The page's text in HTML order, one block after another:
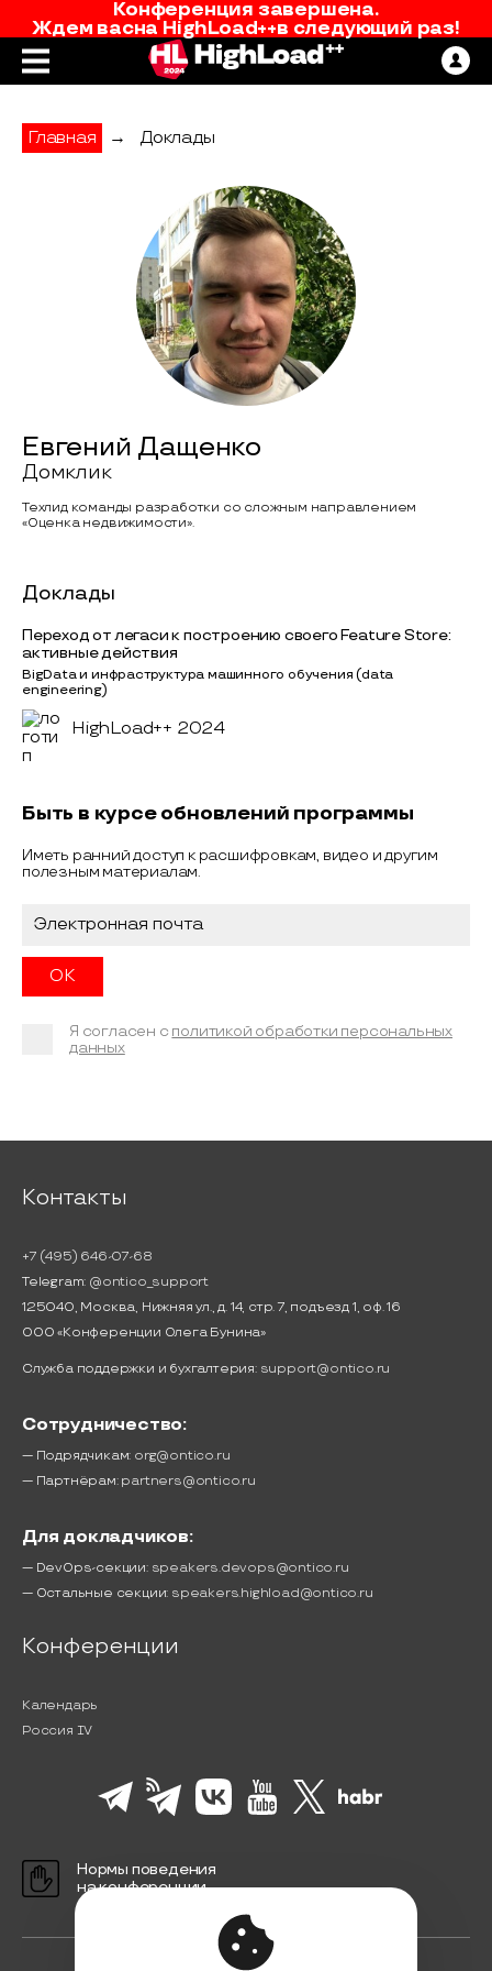
Конференция завершена.
Ждем васна HighLoad++в следующий раз!
Главная → Доклады
Евгений Дащенко
Домклик
Техлид команды разработки со сложным направлением
«Оценка недвижимости».
Доклады
Переход от легаси к построению своего Feature Store:
активные действия
BigData и инфраструктура машинного обучения (data
engineering)
HighLoad++ 2024
Быть в курсе обновлений программы
Иметь ранний доступ к расшифровкам, видео и другим
полезным материалам.
Я согласен с политикой обработки персональных
данных
Контакты
+7 (495) 646-07-68
Telegram: @ontico_support
125040, Москва, Нижняя ул., д. 14, стр. 7, подъезд 1, оф. 16
ООО «Конференции Олега Бунина»
Служба поддержки и бухгалтерия: support@ontico.ru
Сотрудничество:
— Подрядчикам: org@ontico.ru
— Партнёрам: partners@ontico.ru
Для докладчиков:
— DevOps-секции: speakers.devops@ontico.ru
— Остальные секции: speakers.highload@ontico.ru
Конференции
Календарь
Россия IV
Нормы поведения
на конференции